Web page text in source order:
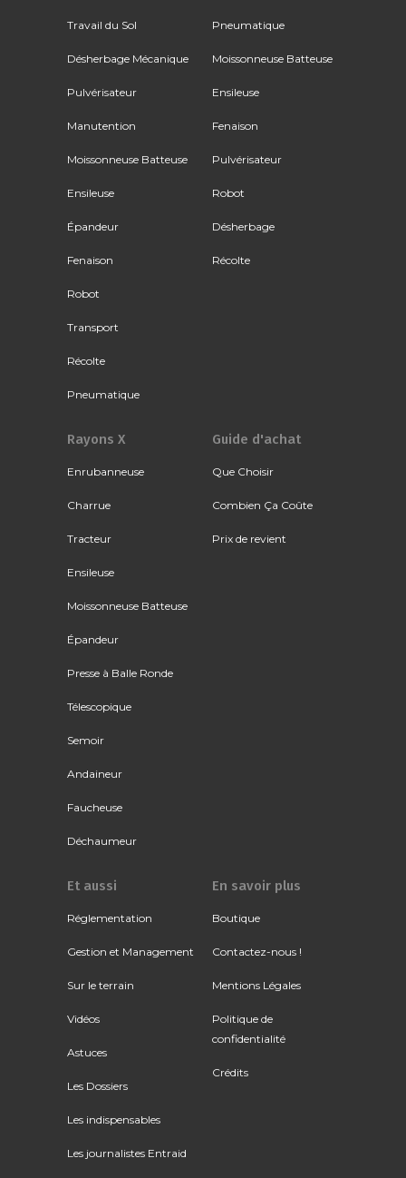
Travail du Sol
Désherbage Mécanique
Pulvérisateur
Manutention
Moissonneuse Batteuse
Ensileuse
Épandeur
Fenaison
Robot
Transport
Récolte
Pneumatique
Pneumatique
Moissonneuse Batteuse
Ensileuse
Fenaison
Pulvérisateur
Robot
Désherbage
Récolte
Rayons X
Enrubanneuse
Charrue
Tracteur
Ensileuse
Moissonneuse Batteuse
Épandeur
Presse à Balle Ronde
Télescopique
Semoir
Andaineur
Faucheuse
Déchaumeur
Guide d'achat
Que Choisir
Combien Ça Coûte
Prix de revient
Et aussi
Réglementation
Gestion et Management
Sur le terrain
Vidéos
Astuces
Les Dossiers
Les indispensables
Les journalistes Entraid
En savoir plus
Boutique
Contactez-nous !
Mentions Légales
Politique de
confidentialité
Crédits